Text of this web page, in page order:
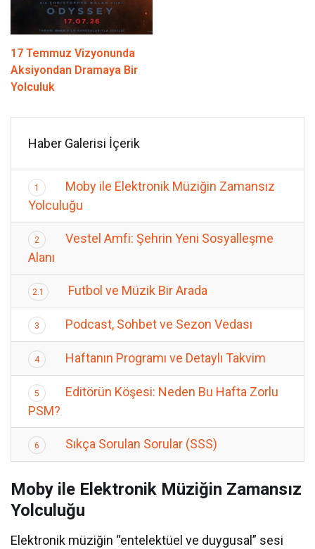
17 Temmuz Vizyonunda
Aksiyondan Dramaya Bir
Yolculuk
Haber Galerisi İçerik
1
Moby ile Elektronik Müziğin Zamansız
Yolculuğu
2
Vestel Amfi: Şehrin Yeni Sosyalleşme
Alanı
2.1 Futbol ve Müzik Bir Arada
3 Podcast, Sohbet ve Sezon Vedası
4 Haftanın Programı ve Detaylı Takvim
5
Editörün Köşesi: Neden Bu Hafta Zorlu
PSM?
6 Sıkça Sorulan Sorular (SSS)
Moby ile Elektronik Müziğin Zamansız
Yolculuğu
Elektronik müziğin “entelektüel ve duygusal” sesi